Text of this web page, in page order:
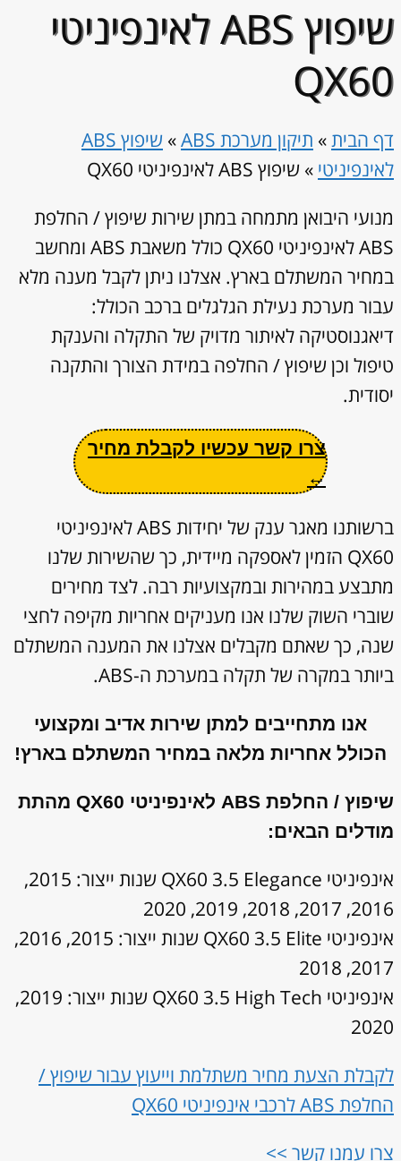
שיפוץ ABS לאינפיניטי
QX60
דף הבית» תיקון מערכת ABS »
שיפוץ ABS
לאינפיניטי » שיפוץ ABS לאינפיניטי QX60
מנועי היבואן מתמחה במתן שירות שיפוץ / החלפת
ABS לאינפיניטי QX60 כולל משאבת ABS ומחשב
במחיר המשתלם בארץ. אצלנו ניתן לקבל מענה מלא
עבור מערכת נעילת הגלגלים ברכב הכולל:
דיאגנוסטיקה לאיתור מדויק של התקלה והענקת
טיפול וכן שיפוץ / החלפה במידת הצורך והתקנה
יסודית.
צרו קשר עכשיו לקבלת מחיר
←
ברשותנו מאגר ענק של יחידות ABS לאינפיניטי
QX60 הזמין לאספקה מיידית, כך שהשירות שלנו
מתבצע במהירות ובמקצועיות רבה. לצד מחירים
שוברי השוק שלנו אנו מעניקים אחריות מקיפה לחצי
שנה, כך שאתם מקבלים אצלנו את המענה המשתלם
ביותר במקרה של תקלה במערכת ה-ABS.
אנו מתחייבים למתן שירות אדיב ומקצועי
הכולל אחריות מלאה במחיר המשתלם בארץ!
שיפוץ / החלפת ABS לאינפיניטי QX60 מהתת
מודלים הבאים:
אינפיניטי QX60 3.5 Elegance שנות ייצור: 2015,
2016, 2017, 2018, 2019, 2020
אינפיניטי QX60 3.5 Elite שנות ייצור: 2015, 2016,
2017, 2018
אינפיניטי QX60 3.5 High Tech שנות ייצור: 2019,
2020
לקבלת הצעת מחיר משתלמת וייעוץ עבור שיפוץ /
החלפת ABS לרכבי אינפיניטי QX60
צרו עמנו קשר >>